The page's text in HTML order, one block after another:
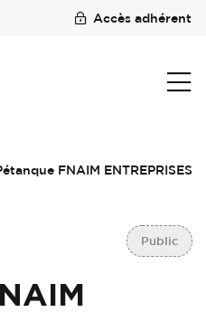
Accès adhérent
FNAIM ENTREPRISES
Public